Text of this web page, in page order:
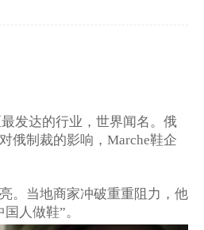
发达的行业，世界闻名。俄
俄制裁的影响， Marche鞋企
。当地商家冲破重重阻力，他
国人做鞋”。